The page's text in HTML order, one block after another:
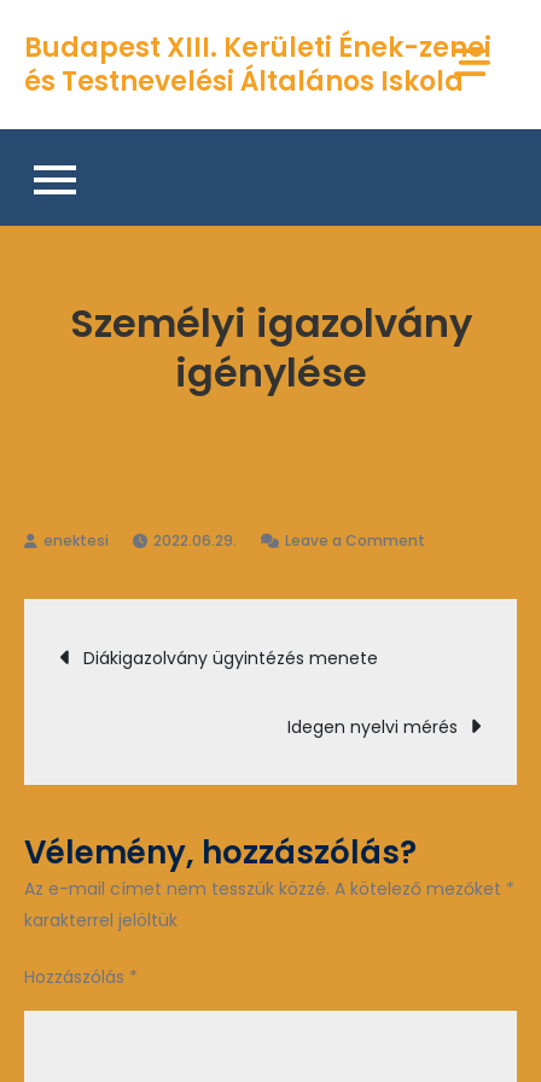
content
Budapest XIII. Kerületi Ének-zenei
és Testnevelési Általános Iskola
Személyi igazolvány
igénylése
2022.06.29. Leave a Comment
igazolvány
Bejegyzés
navigáció
Diákigazolvány ügyintézés menete
Idegen nyelvi mérés
Vélemény, hozzászólás?
Az e-mail címet nem tesszük közzé. A kötelező mezőket *
karakterrel jelöltük
Hozzászólás *